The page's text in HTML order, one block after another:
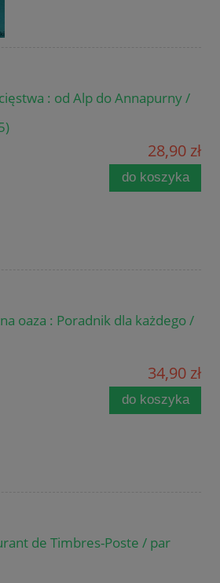
: od Alp do Annapurny /
28,90 zł
do koszyka
oaza : Poradnik dla każdego /
34,90 zł
do koszyka
de Timbres-Poste / par